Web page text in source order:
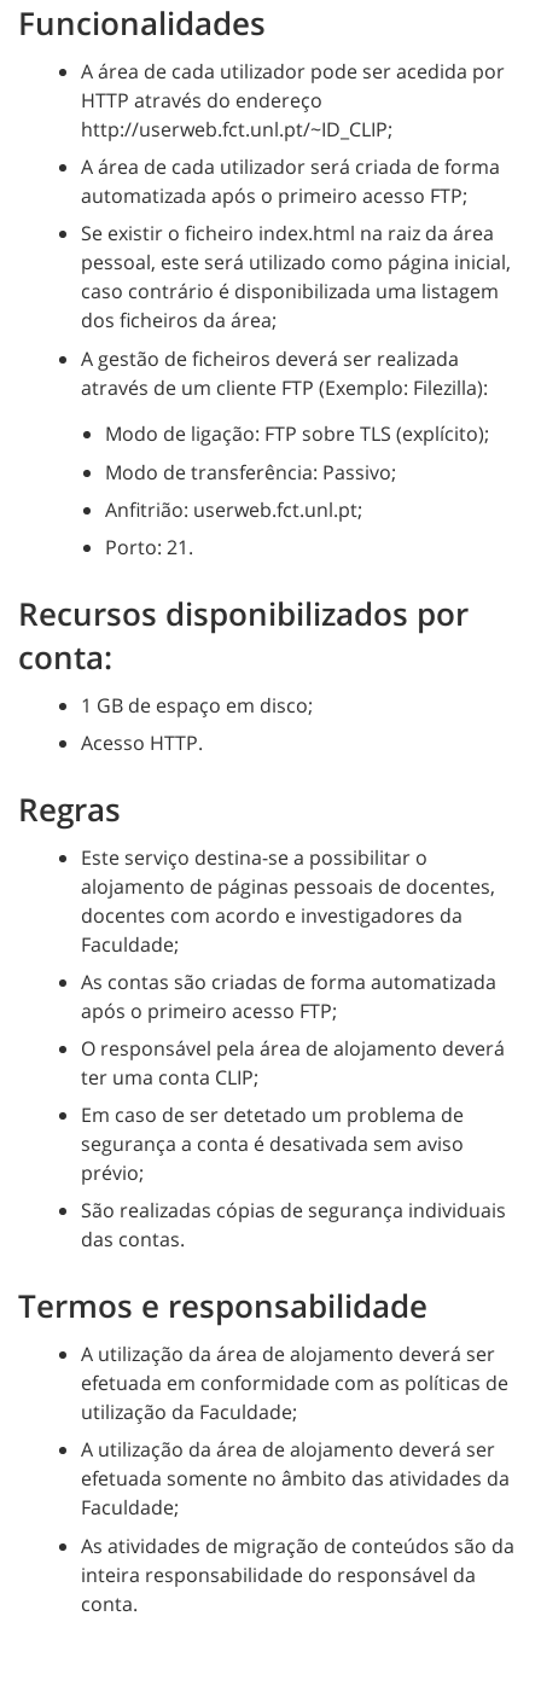
Funcionalidades
A área de cada utilizador pode ser acedida por
HTTP através do endereço
http://userweb.fct.unl.pt/~ID_CLIP;
A área de cada utilizador será criada de forma
automatizada após o primeiro acesso FTP;
Se existir o ficheiro index.html na raiz da área
pessoal, este será utilizado como página inicial,
caso contrário é disponibilizada uma listagem
dos ficheiros da área;
A gestão de ficheiros deverá ser realizada
através de um cliente FTP (Exemplo: Filezilla):
Modo de ligação: FTP sobre TLS (explícito);
Modo de transferência: Passivo;
Anfitrião: userweb.fct.unl.pt;
Porto: 21.
Recursos disponibilizados por
conta:
1 GB de espaço em disco;
Acesso HTTP.
Regras
Este serviço destina-se a possibilitar o
alojamento de páginas pessoais de docentes,
docentes com acordo e investigadores da
Faculdade;
As contas são criadas de forma automatizada
após o primeiro acesso FTP;
O responsável pela área de alojamento deverá
ter uma conta CLIP;
Em caso de ser detetado um problema de
segurança a conta é desativada sem aviso
prévio;
São realizadas cópias de segurança individuais
das contas.
Termos e responsabilidade
A utilização da área de alojamento deverá ser
efetuada em conformidade com as políticas de
utilização da Faculdade;
A utilização da área de alojamento deverá ser
efetuada somente no âmbito das atividades da
Faculdade;
As atividades de migração de conteúdos são da
inteira responsabilidade do responsável da
conta.